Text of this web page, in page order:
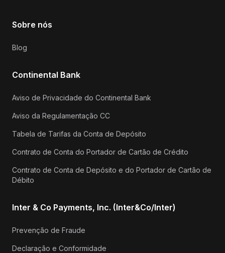
Sobre nós
Blog
Continental Bank
Aviso de Privacidade do Continental Bank
Aviso da Regulamentação CC
Tabela de Tarifas da Conta de Depósito
Contrato de Conta do Portador de Cartão de Crédito
Contrato de Conta de Depósito e do Portador de Cartão de
Débito
Inter & Co Payments, Inc. (Inter&Co/Inter)
Prevenção de Fraude
Declaração e Conformidade